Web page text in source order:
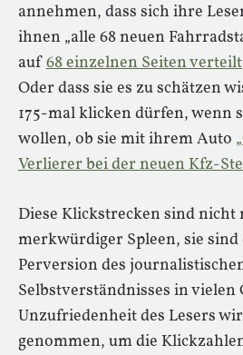
annehmen, dass sich ihre
ihnen „alle 68 neuen
auf68 einzelnen Seiten verteilt
Oder dass sie es zu schätzen
175-mal klicken dürfen, wenn
wollen, ob sie mit ihrem Auto
Verlierer bei der neuen Kfz-
Diese Klickstrecken sind nicht
merkwürdiger Spleen, sie
Perversion des
Selbstverständnisses in
Unzufriedenheit des Lesers
genommen, um die